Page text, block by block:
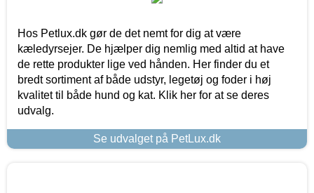
Hos Petlux.dk gør de det nemt for dig at være
kæledyrsejer. De hjælper dig nemlig med altid at have
de rette produkter lige ved hånden. Her finder du et
bredt sortiment af både udstyr, legetøj og foder i høj
kvalitet til både hund og kat. Klik her for at se deres
udvalg.
Se udvalget på PetLux.dk